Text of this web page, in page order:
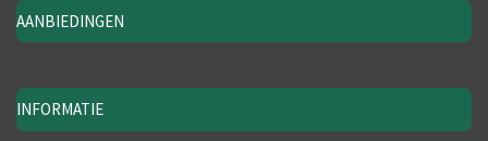
AANBIEDINGEN
INFORMATIE